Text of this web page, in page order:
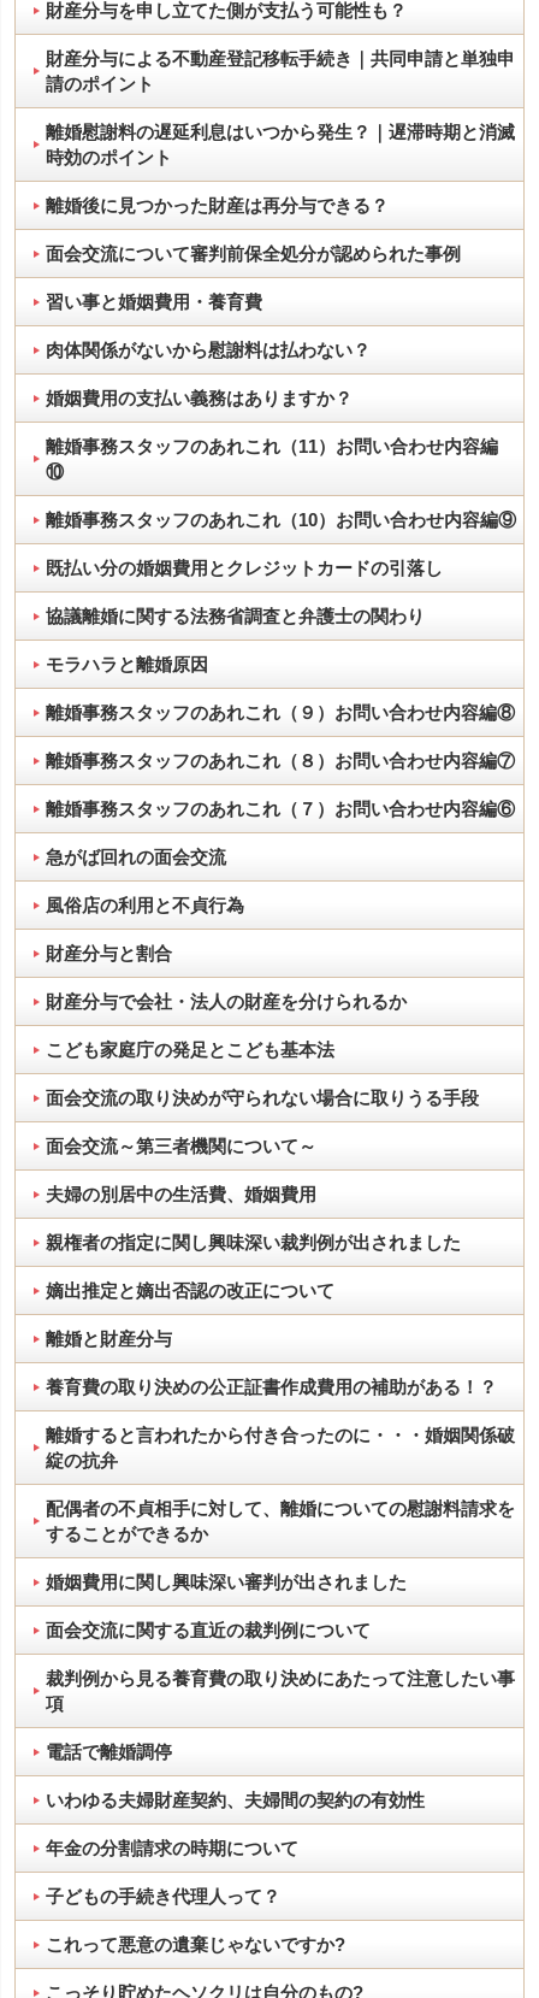
財産分与を申し立てた側が支払う可能性も？
財産分与による不動産登記移転手続き｜共同申請と単独申
請のポイント
離婚慰謝料の遅延利息はいつから発生？｜遅滞時期と消滅
時効のポイント
離婚後に見つかった財産は再分与できる？
面会交流について審判前保全処分が認められた事例
習い事と婚姻費用・養育費
肉体関係がないから慰謝料は払わない？
婚姻費用の支払い義務はありますか？
離婚事務スタッフのあれこれ（11）お問い合わせ内容編
⑩
離婚事務スタッフのあれこれ（10）お問い合わせ内容編⑨
既払い分の婚姻費用とクレジットカードの引落し
協議離婚に関する法務省調査と弁護士の関わり
モラハラと離婚原因
離婚事務スタッフのあれこれ（９）お問い合わせ内容編⑧
離婚事務スタッフのあれこれ（８）お問い合わせ内容編⑦
離婚事務スタッフのあれこれ（７）お問い合わせ内容編⑥
急がば回れの面会交流
風俗店の利用と不貞行為
財産分与と割合
財産分与で会社・法人の財産を分けられるか
こども家庭庁の発足とこども基本法
面会交流の取り決めが守られない場合に取りうる手段
面会交流～第三者機関について～
夫婦の別居中の生活費、婚姻費用
親権者の指定に関し興味深い裁判例が出されました
嫡出推定と嫡出否認の改正について
離婚と財産分与
養育費の取り決めの公正証書作成費用の補助がある！？
離婚すると言われたから付き合ったのに・・・婚姻関係破
綻の抗弁
配偶者の不貞相手に対して、離婚についての慰謝料請求を
することができるか
婚姻費用に関し興味深い審判が出されました
面会交流に関する直近の裁判例について
裁判例から見る養育費の取り決めにあたって注意したい事
項
電話で離婚調停
いわゆる夫婦財産契約、夫婦間の契約の有効性
年金の分割請求の時期について
子どもの手続き代理人って？
これって悪意の遺棄じゃないですか?
こっそり貯めたヘソクリは自分のもの?